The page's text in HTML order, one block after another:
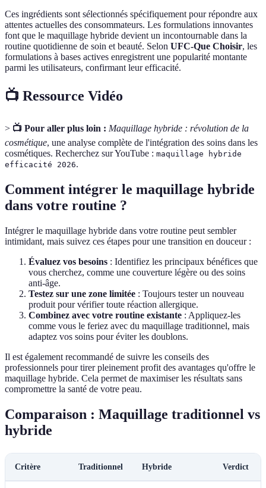
Ces ingrédients sont sélectionnés spécifiquement pour répondre aux
attentes actuelles des consommateurs. Les formulations innovantes
font que le maquillage hybride devient un incontournable dans la
routine quotidienne de soin et beauté. Selon UFC-Que Choisir, les
formulations à bases actives enregistrent une popularité montante
parmi les utilisateurs, confirmant leur efficacité.
📺 Ressource Vidéo
> 📺 Pour aller plus loin : Maquillage hybride : révolution de la
cosmétique, une analyse complète de l'intégration des soins dans les
cosmétiques. Recherchez sur YouTube : maquillage hybride
efficacité 2026.
Comment intégrer le maquillage hybride
dans votre routine ?
Intégrer le maquillage hybride dans votre routine peut sembler
intimidant, mais suivez ces étapes pour une transition en douceur :
Évaluez vos besoins : Identifiez les principaux bénéfices que
vous cherchez, comme une couverture légère ou des soins
anti-âge.
Testez sur une zone limitée : Toujours tester un nouveau
produit pour vérifier toute réaction allergique.
Combinez avec votre routine existante : Appliquez-les
comme vous le feriez avec du maquillage traditionnel, mais
adaptez vos soins pour éviter les doublons.
Il est également recommandé de suivre les conseils des
professionnels pour tirer pleinement profit des avantages qu'offre le
maquillage hybride. Cela permet de maximiser les résultats sans
compromettre la santé de votre peau.
Comparaison : Maquillage traditionnel vs
hybride
Critère Traditionnel Hybride Verdict